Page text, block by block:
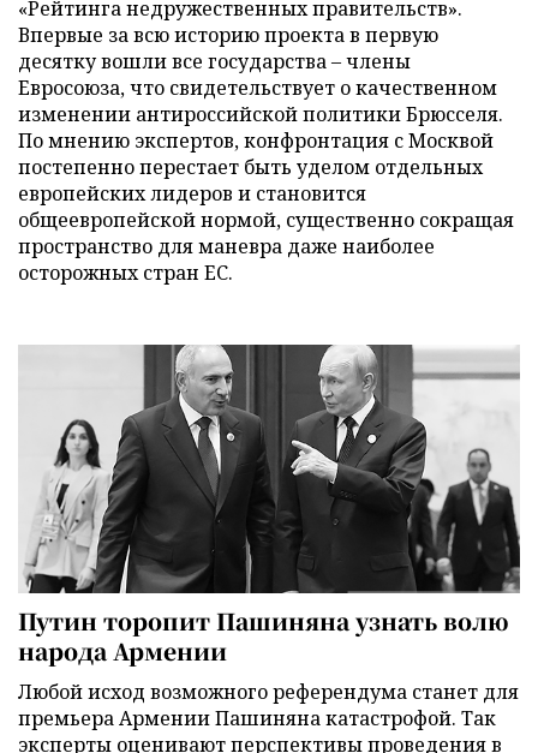
«Рейтинга недружественных правительств».
Впервые за всю историю проекта в первую
десятку вошли все государства – члены
Евросоюза, что свидетельствует о качественном
изменении антироссийской политики Брюсселя.
По мнению экспертов, конфронтация с Москвой
постепенно перестает быть уделом отдельных
европейских лидеров и становится
общеевропейской нормой, существенно сокращая
пространство для маневра даже наиболее
осторожных стран ЕС.
Путин торопит Пашиняна узнать волю
народа Армении
Любой исход возможного референдума станет для
премьера Армении Пашиняна катастрофой. Так
эксперты оценивают перспективы проведения в